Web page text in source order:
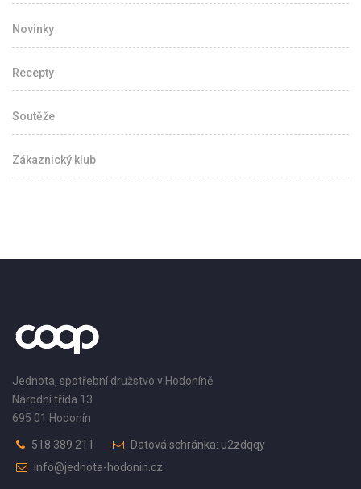
Novinky
Recepty
Soutěže
Zákaznický klub
Jednota, spotřební družstvo v Hodoníně
Národní třída 13
695 01 Hodonín
518 389 211
Datová schránka: u2zdqqy
info@jednota-hodonin.cz